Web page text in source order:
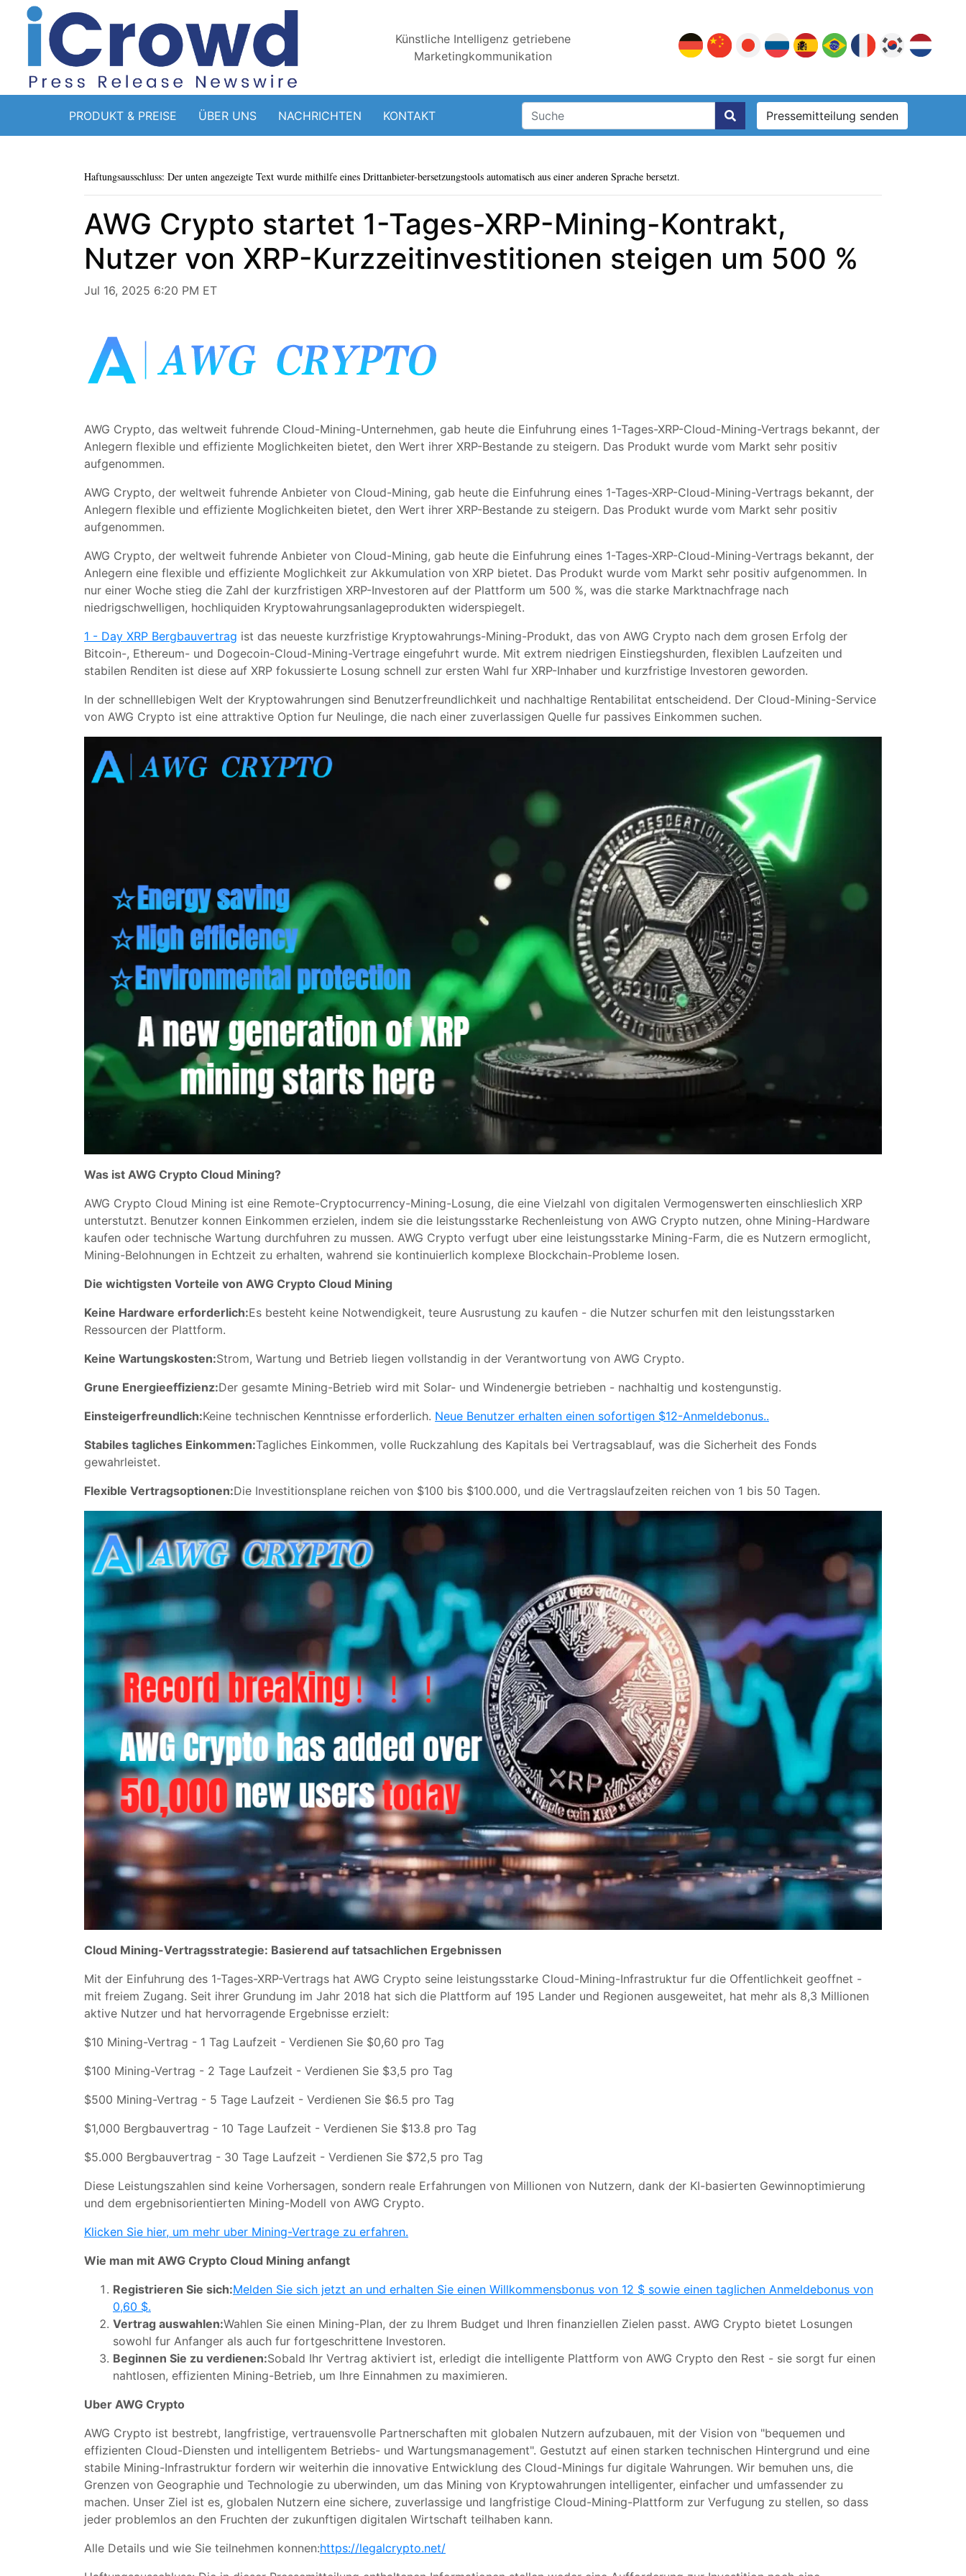
Künstliche Intelligenz getriebene
Marketingkommunikation
PRODUKT & PREISE ÜBER UNS NACHRICHTEN KONTAKT Pressemitteilung senden
Haftungsausschluss: Der unten angezeigte Text wurde mithilfe eines Drittanbieter-bersetzungstools automatisch aus einer anderen Sprache bersetzt.
AWG Crypto startet 1-Tages-XRP-Mining-Kontrakt,
Nutzer von XRP-Kurzzeitinvestitionen steigen um 500 %
Jul 16, 2025 6:20 PM ET
AWG Crypto, das weltweit fuhrende Cloud-Mining-Unternehmen, gab heute die Einfuhrung eines 1-Tages-XRP-Cloud-Mining-Vertrags bekannt, der
Anlegern flexible und effiziente Moglichkeiten bietet, den Wert ihrer XRP-Bestande zu steigern. Das Produkt wurde vom Markt sehr positiv
aufgenommen.
AWG Crypto, der weltweit fuhrende Anbieter von Cloud-Mining, gab heute die Einfuhrung eines 1-Tages-XRP-Cloud-Mining-Vertrags bekannt, der
Anlegern flexible und effiziente Moglichkeiten bietet, den Wert ihrer XRP-Bestande zu steigern. Das Produkt wurde vom Markt sehr positiv
aufgenommen.
AWG Crypto, der weltweit fuhrende Anbieter von Cloud-Mining, gab heute die Einfuhrung eines 1-Tages-XRP-Cloud-Mining-Vertrags bekannt, der
Anlegern eine flexible und effiziente Moglichkeit zur Akkumulation von XRP bietet. Das Produkt wurde vom Markt sehr positiv aufgenommen. In
nur einer Woche stieg die Zahl der kurzfristigen XRP-Investoren auf der Plattform um 500 %, was die starke Marktnachfrage nach
niedrigschwelligen, hochliquiden Kryptowahrungsanlageprodukten widerspiegelt.
1 - Day XRP Bergbauvertrag ist das neueste kurzfristige Kryptowahrungs-Mining-Produkt, das von AWG Crypto nach dem grosen Erfolg der
Bitcoin-, Ethereum- und Dogecoin-Cloud-Mining-Vertrage eingefuhrt wurde. Mit extrem niedrigen Einstiegshurden, flexiblen Laufzeiten und
stabilen Renditen ist diese auf XRP fokussierte Losung schnell zur ersten Wahl fur XRP-Inhaber und kurzfristige Investoren geworden.
In der schnelllebigen Welt der Kryptowahrungen sind Benutzerfreundlichkeit und nachhaltige Rentabilitat entscheidend. Der Cloud-Mining-Service
von AWG Crypto ist eine attraktive Option fur Neulinge, die nach einer zuverlassigen Quelle fur passives Einkommen suchen.
Was ist AWG Crypto Cloud Mining?
AWG Crypto Cloud Mining ist eine Remote-Cryptocurrency-Mining-Losung, die eine Vielzahl von digitalen Vermogenswerten einschlieslich XRP
unterstutzt. Benutzer konnen Einkommen erzielen, indem sie die leistungsstarke Rechenleistung von AWG Crypto nutzen, ohne Mining-Hardware
kaufen oder technische Wartung durchfuhren zu mussen. AWG Crypto verfugt uber eine leistungsstarke Mining-Farm, die es Nutzern ermoglicht,
Mining-Belohnungen in Echtzeit zu erhalten, wahrend sie kontinuierlich komplexe Blockchain-Probleme losen.
Die wichtigsten Vorteile von AWG Crypto Cloud Mining
Keine Hardware erforderlich:Es besteht keine Notwendigkeit, teure Ausrustung zu kaufen - die Nutzer schurfen mit den leistungsstarken
Ressourcen der Plattform.
Keine Wartungskosten:Strom, Wartung und Betrieb liegen vollstandig in der Verantwortung von AWG Crypto.
Grune Energieeffizienz:Der gesamte Mining-Betrieb wird mit Solar- und Windenergie betrieben - nachhaltig und kostengunstig.
Einsteigerfreundlich:Keine technischen Kenntnisse erforderlich. Neue Benutzer erhalten einen sofortigen $12-Anmeldebonus..
Stabiles tagliches Einkommen:Tagliches Einkommen, volle Ruckzahlung des Kapitals bei Vertragsablauf, was die Sicherheit des Fonds
gewahrleistet.
Flexible Vertragsoptionen:Die Investitionsplane reichen von $100 bis $100.000, und die Vertragslaufzeiten reichen von 1 bis 50 Tagen.
Cloud Mining-Vertragsstrategie: Basierend auf tatsachlichen Ergebnissen
Mit der Einfuhrung des 1-Tages-XRP-Vertrags hat AWG Crypto seine leistungsstarke Cloud-Mining-Infrastruktur fur die Offentlichkeit geoffnet -
mit freiem Zugang. Seit ihrer Grundung im Jahr 2018 hat sich die Plattform auf 195 Lander und Regionen ausgeweitet, hat mehr als 8,3 Millionen
aktive Nutzer und hat hervorragende Ergebnisse erzielt:
$10 Mining-Vertrag - 1 Tag Laufzeit - Verdienen Sie $0,60 pro Tag
$100 Mining-Vertrag - 2 Tage Laufzeit - Verdienen Sie $3,5 pro Tag
$500 Mining-Vertrag - 5 Tage Laufzeit - Verdienen Sie $6.5 pro Tag
$1,000 Bergbauvertrag - 10 Tage Laufzeit - Verdienen Sie $13.8 pro Tag
$5.000 Bergbauvertrag - 30 Tage Laufzeit - Verdienen Sie $72,5 pro Tag
Diese Leistungszahlen sind keine Vorhersagen, sondern reale Erfahrungen von Millionen von Nutzern, dank der KI-basierten Gewinnoptimierung
und dem ergebnisorientierten Mining-Modell von AWG Crypto.
Klicken Sie hier, um mehr uber Mining-Vertrage zu erfahren.
Wie man mit AWG Crypto Cloud Mining anfangt
Registrieren Sie sich:Melden Sie sich jetzt an und erhalten Sie einen Willkommensbonus von 12 $ sowie einen taglichen Anmeldebonus von
0,60 $.
Vertrag auswahlen:Wahlen Sie einen Mining-Plan, der zu Ihrem Budget und Ihren finanziellen Zielen passt. AWG Crypto bietet Losungen
sowohl fur Anfanger als auch fur fortgeschrittene Investoren.
Beginnen Sie zu verdienen:Sobald Ihr Vertrag aktiviert ist, erledigt die intelligente Plattform von AWG Crypto den Rest - sie sorgt fur einen
nahtlosen, effizienten Mining-Betrieb, um Ihre Einnahmen zu maximieren.
Uber AWG Crypto
AWG Crypto ist bestrebt, langfristige, vertrauensvolle Partnerschaften mit globalen Nutzern aufzubauen, mit der Vision von "bequemen und
effizienten Cloud-Diensten und intelligentem Betriebs- und Wartungsmanagement". Gestutzt auf einen starken technischen Hintergrund und eine
stabile Mining-Infrastruktur fordern wir weiterhin die innovative Entwicklung des Cloud-Minings fur digitale Wahrungen. Wir bemuhen uns, die
Grenzen von Geographie und Technologie zu uberwinden, um das Mining von Kryptowahrungen intelligenter, einfacher und umfassender zu
machen. Unser Ziel ist es, globalen Nutzern eine sichere, zuverlassige und langfristige Cloud-Mining-Plattform zur Verfugung zu stellen, so dass
jeder problemlos an den Fruchten der zukunftigen digitalen Wirtschaft teilhaben kann.
Alle Details und wie Sie teilnehmen konnen:https://legalcrypto.net/